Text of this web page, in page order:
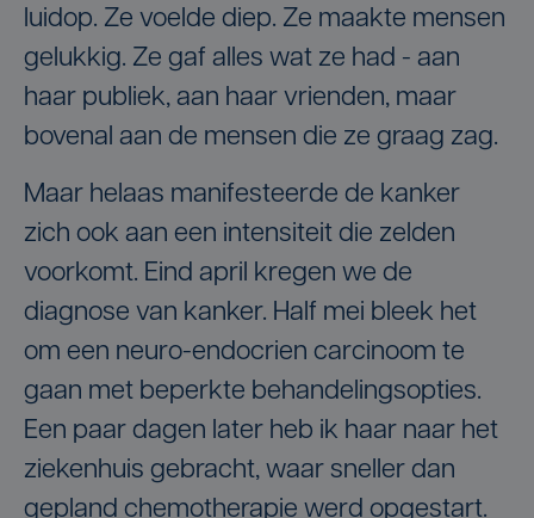
luidop. Ze voelde diep. Ze maakte mensen
gelukkig. Ze gaf alles wat ze had - aan
haar publiek, aan haar vrienden, maar
bovenal aan de mensen die ze graag zag.
Maar helaas manifesteerde de kanker
zich ook aan een intensiteit die zelden
voorkomt. Eind april kregen we de
diagnose van kanker. Half mei bleek het
om een neuro-endocrien carcinoom te
gaan met beperkte behandelingsopties.
Een paar dagen later heb ik haar naar het
ziekenhuis gebracht, waar sneller dan
gepland chemotherapie werd opgestart.